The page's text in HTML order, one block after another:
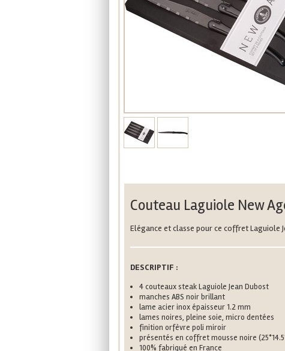
Couteau Laguiole New
Elégance et classe pour ce coffret Laguiole
DESCRIPTIF :
4 couteaux steak Laguiole Jean Dubost
manches ABS noir brillant
lame acier inox épaisseur 1.2 mm
lames noires, pleine soie, micro dentées
finition orfèvre poli miroir
présentés en coffret mousse noire
100% fabriqué en France